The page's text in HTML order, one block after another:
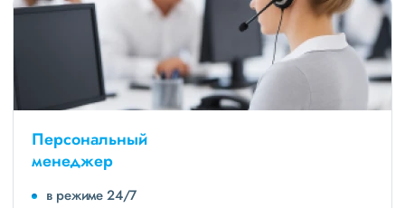
Персональный
менеджер
в режиме 24/7